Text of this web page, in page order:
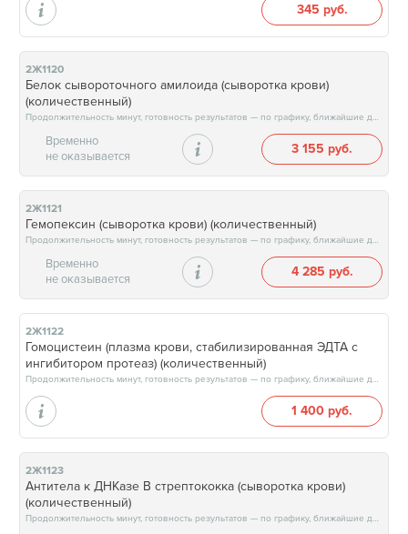
345 руб.
2Ж1120
Белок сывороточного амилоида (сыворотка крови)
(количественный)
Продолжительность минут, готовность результатов — по графику, ближайшие даты: 14.08.26, 21.08.26, 28.08.26, 04.09.26, результат на следующий рабочий день, после 15:00
Временно
не оказывается
3 155 руб.
2Ж1121
Гемопексин (сыворотка крови) (количественный)
Продолжительность минут, готовность результатов — по графику, ближайшие даты: 14.08.26, 21.08.26, 28.08.26, 04.09.26, результат на следующий рабочий день, после 15:00
Временно
не оказывается
4 285 руб.
2Ж1122
Гомоцистеин (плазма крови, стабилизированная ЭДТА с
ингибитором протеаз) (количественный)
Продолжительность минут, готовность результатов — по графику, ближайшие даты: 15.08.26, 22.08.26, 29.08.26, 05.09.26, результат через 2 рабочих дня, после 17:00
1 400 руб.
2Ж1123
Антитела к ДНКазе B стрептококка (сыворотка крови)
(количественный)
Продолжительность минут, готовность результатов — по графику, ближайшие даты: 14.08.26, 21.08.26, 28.08.26, 04.09.26, результат на следующий рабочий день, после 15:00